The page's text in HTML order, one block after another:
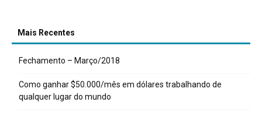
Mais Recentes
Fechamento – Março/2018
Como ganhar $50.000/mês em dólares trabalhando de
qualquer lugar do mundo